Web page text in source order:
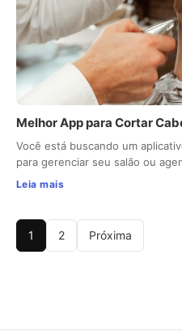
Melhor App para Cortar
Você está buscando um
para gerenciar seu salão ou
Leia mais
1 2 Próxima